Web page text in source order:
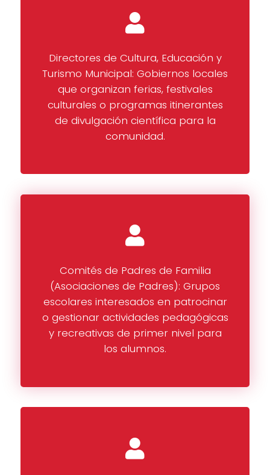
Directores de Cultura, Educación y
Turismo Municipal: Gobiernos locales
que organizan ferias, festivales
culturales o programas itinerantes
de divulgación científica para la
comunidad.
Comités de Padres de Familia
(Asociaciones de Padres): Grupos
escolares interesados en patrocinar
o gestionar actividades pedagógicas
y recreativas de primer nivel para
los alumnos.